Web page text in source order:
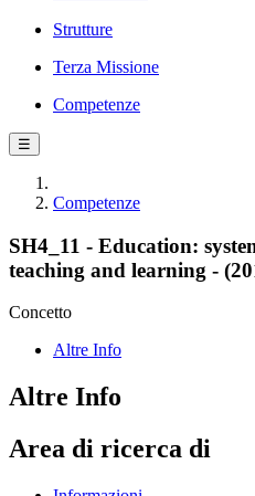
Strutture
Terza Missione
Competenze
☰
Competenze
SH4_11 - Education:
teaching and learning -
Concetto
Altre Info
Altre Info
Area di ricerca di